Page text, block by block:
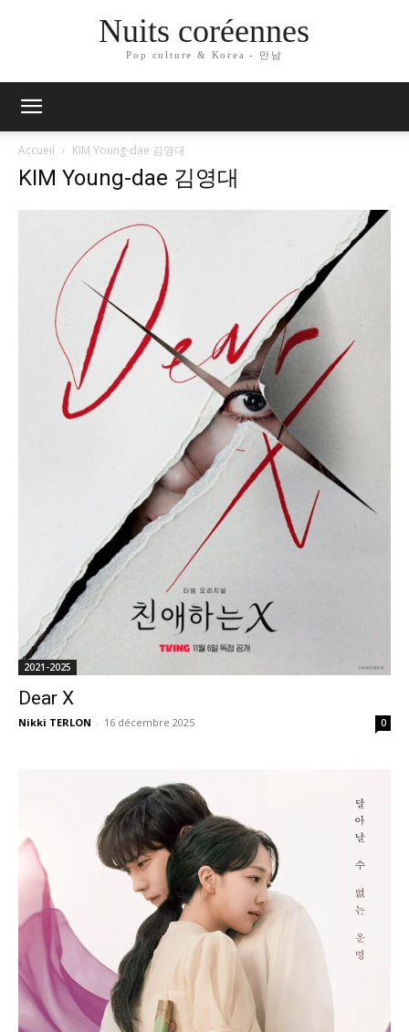
Nuits coréennes
Pop culture & Korea - 만남
Accueil KIM Young-dae 김영대
KIM Young-dae 김영대
2021-2025
Dear X
Nikki TERLON - 16 décembre 2025 0